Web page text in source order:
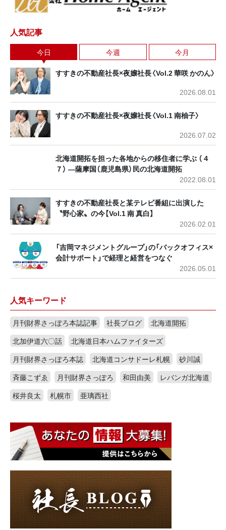
人気記事
今日 今週 今月
すすきの不動産社長×夜嬢社長〈Vol.2 華咲 かのん〉
2026.08.01
すすきの不動産社長×夜嬢社長〈Vol.1 南柚子〉
2026.07.02
北海道開拓を担った各地からの移住者に学ぶ （４
７） ―薩摩国（鹿児島県）民の北海道開拓
2022.08.01
すすきの不動産社長と某テレビ番組に出演した
〝野心家〟の今【Vol.1 南 真白】
2026.02.01
「吉岡マネジメントグループ」の「バックオフィス×
会計サポート」で経理と経営をつなぐ
2026.05.01
人気キーワード
月刊財界さっぽろ本誌記事 社長ブログ
北海道開拓
北加伊道六〇話
北海道日本ハムファイターズ
月刊財界さっぽろ本誌
北海道コンサドーレ札幌
砂川誠
斉藤こずゑ
月刊財界さっぽろ 和田由美
レバンガ北海道
桜井良太
札幌市 亜璃西社